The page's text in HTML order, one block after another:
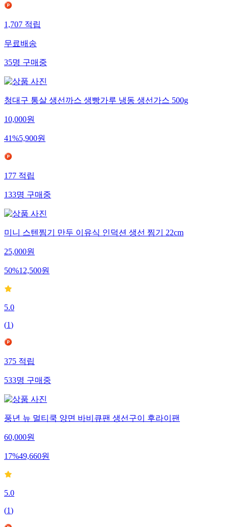
1,707적립
무료배송
35명구매중
청대구 통살 생선까스 생빵가루 냉동 생선가스 500g
10,000원
41%5,900원
177적립
133명구매중
미니 스텐찜기 만두 이유식 인덕션 생선 찜기 22cm
25,000원
50%12,500원
5.0
(1)
375적립
533명구매중
풍년 뉴 멀티쿡 양면 바비큐팬 생선구이 후라이팬
60,000원
17%49,660원
5.0
(1)